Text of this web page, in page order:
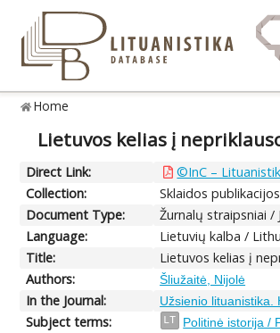
Home
Lietuvos kelias į
Direct Link:
©InC –
Collection:
Sklaidos
Document Type:
Žurnalų straipsniai /
Language:
Lietuvių kalba /
Title:
Lietuvos kelias į
Authors:
Šliužaitė, Nijolė
In the Journal: Užsienio lituanistika.
Subject terms:
LT Politinė istorija /